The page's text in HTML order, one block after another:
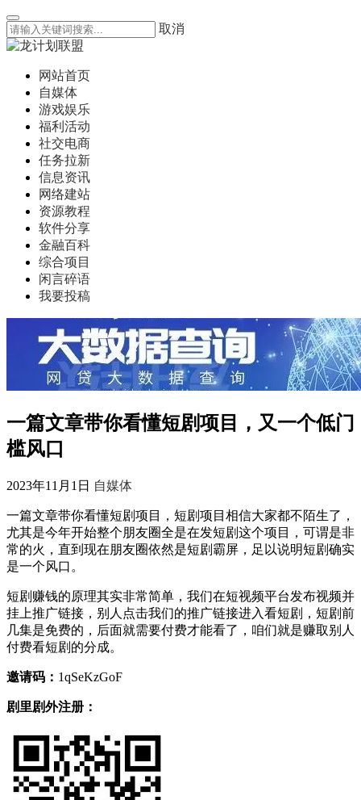
取消
网站首页
自媒体
游戏娱乐
福利活动
社交电商
任务拉新
信息资讯
网络建站
资源教程
软件分享
金融百科
综合项目
闲言碎语
我要投稿
一篇文章带你看懂短剧项目，又一个低门
槛风口
2023年11月1日 自媒体
一篇文章带你看懂短剧项目，短剧项目相信大家都不陌生了，
尤其是今年开始整个朋友圈全是在发短剧这个项目，可谓是非
常的火，直到现在朋友圈依然是短剧霸屏，足以说明短剧确实
是一个风口。
短剧赚钱的原理其实非常简单，我们在短视频平台发布视频并
挂上推广链接，别人点击我们的推广链接进入看短剧，短剧前
几集是免费的，后面就需要付费才能看了，咱们就是赚取别人
付费看短剧的分成。
邀请码： 1qSeKzGoF
剧里剧外注册：